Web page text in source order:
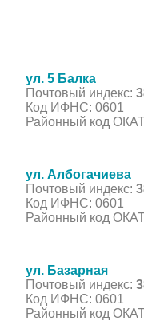
ул. 5 Балка
Почтовый индекс:
Код ИФНС: 0601
Районный код
ул. Албогачиева
Почтовый индекс:
Код ИФНС: 0601
Районный код
ул. Базарная
Почтовый индекс:
Код ИФНС: 0601
Районный код